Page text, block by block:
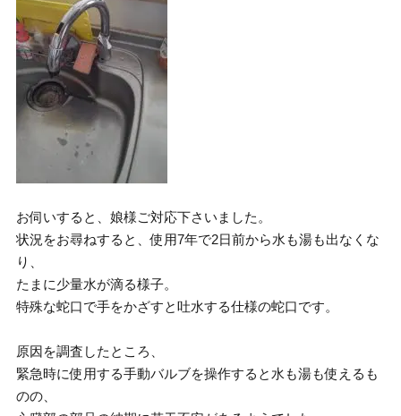
お伺いすると、娘様ご対応下さいました。
状況をお尋ねすると、使用7年で2日前から水も湯も出なくな
り、
たまに少量水が滴る様子。
特殊な蛇口で手をかざすと吐水する仕様の蛇口です。
原因を調査したところ、
緊急時に使用する手動バルブを操作すると水も湯も使えるも
のの、